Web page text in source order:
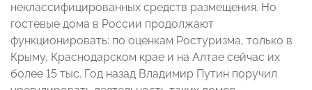
неклассифицированных средств размещения. Но
гостевые дома в России продолжают
функционировать: по оценкам Ростуризма, только в
Крыму, Краснодарском крае и на Алтае сейчас их
более 15 тыс. Год назад Владимир Путин поручил